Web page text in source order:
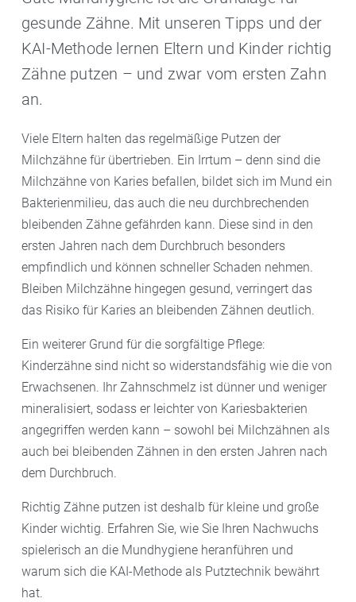
gesunde Zähne. Mit unseren Tipps und der
KAI-Methode lernen Eltern und Kinder richtig
Zähne putzen – und zwar vom ersten Zahn
an.
Viele Eltern halten das regelmäßige Putzen der
Milchzähne für übertrieben. Ein Irrtum – denn sind die
Milchzähne von Karies befallen, bildet sich im Mund ein
Bakterienmilieu, das auch die neu durchbrechenden
bleibenden Zähne gefährden kann. Diese sind in den
ersten Jahren nach dem Durchbruch besonders
empfindlich und können schneller Schaden nehmen.
Bleiben Milchzähne hingegen gesund, verringert das
das Risiko für Karies an bleibenden Zähnen deutlich.
Ein weiterer Grund für die sorgfältige Pflege:
Kinderzähne sind nicht so widerstandsfähig wie die von
Erwachsenen. Ihr Zahnschmelz ist dünner und weniger
mineralisiert, sodass er leichter von Kariesbakterien
angegriffen werden kann – sowohl bei Milchzähnen als
auch bei bleibenden Zähnen in den ersten Jahren nach
dem Durchbruch.
Richtig Zähne putzen ist deshalb für kleine und große
Kinder wichtig. Erfahren Sie, wie Sie Ihren Nachwuchs
spielerisch an die Mundhygiene heranführen und
warum sich die KAI-Methode als Putztechnik bewährt
hat.